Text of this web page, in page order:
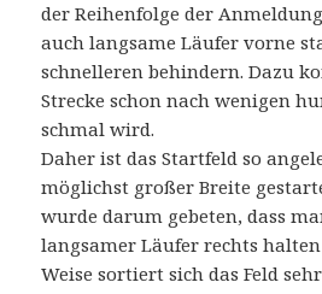
der Reihenfolge der
auch langsame Läufer vorne
schnelleren behindern. Dazu
Strecke schon nach wenigen
schmal wird.
Daher ist das Startfeld so
möglichst großer Breite
wurde darum gebeten, dass
langsamer Läufer rechts halten
Weise sortiert sich das Feld